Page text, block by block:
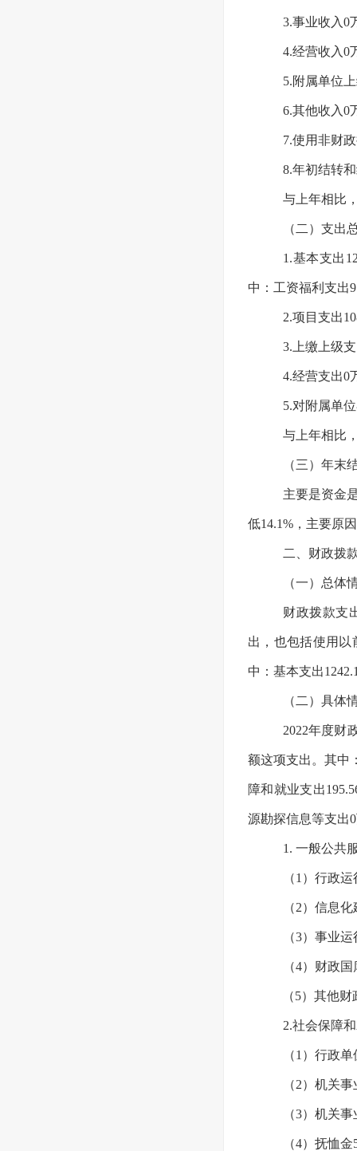
3.事业收入0
4.经营收入0
5.附属单位
6.其他收入0
7.使用非财
8.年初结转
与上年相比
（二）支出
1.基本支出
中：工资福利支出
2.项目支出
3.上缴上级
4.经营支出0
5.对附属单
与上年相比
（三）年末
主要是资金
低14.1%，主要原
二、财政拨
（一）总体
财政拨款支
出，也包括使用以
中：基本支出
（二）具体
2022年度财
额这项支出。其中
障和就业支出
源勘探信息等支出
1. 一般公共
（1）行政
（2）信息
（3）事业
（4）财政
（5）其他
2.社会保障
（1）行政
（2）机关
（3）机关
（4）抚恤